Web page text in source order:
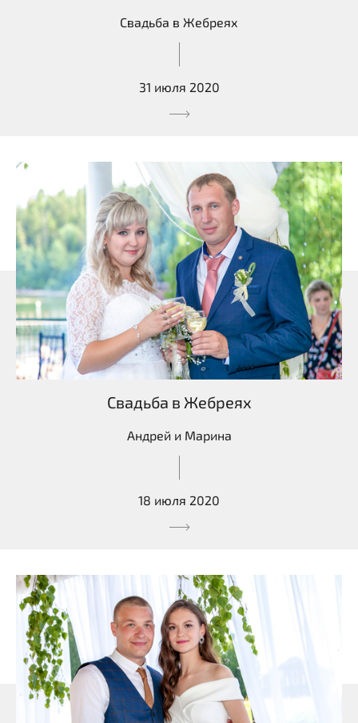
Свадьба в Жебреях
31 июля 2020
Свадьба в Жебреях
Андрей и Марина
18 июля 2020